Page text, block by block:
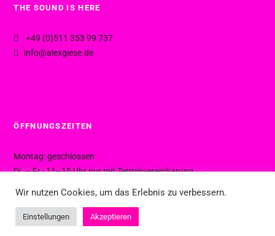
THE SOUND IS HERE
+49 (0)511 353 99 737
info@alexgiese.de
ÖFFNUNGSZEITEN
Montag: geschlossen
Di. – Fr.: 11–15 Uhr nur mit Terminvereinbarung
Wir nutzen Cookies, um das Erlebnis zu verbessern.
Einstellungen Akzeptieren